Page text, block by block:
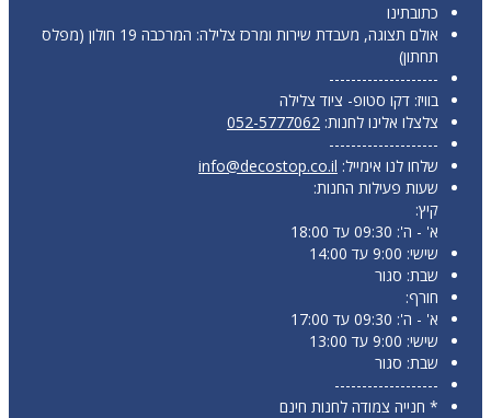
כתובתינו
אולם תצוגה, מעבדת שירות ומרכז צלילה: המרכבה 19 חולון (מפלס
תחתון)
--------------------
בוויז: דקו סטופ- ציוד צלילה
צלצלו אלינו לחנות: 052-5777062
--------------------
שלחו לנו אימייל: info@decostop.co.il
שעות פעילות החנות:
קיץ:
א' - ה': 09:30 עד 18:00
שישי: 9:00 עד 14:00
שבת: סגור
חורף:
א' - ה': 09:30 עד 17:00
שישי: 9:00 עד 13:00
שבת: סגור
-------------------
* חנייה צמודה לחנות חינם